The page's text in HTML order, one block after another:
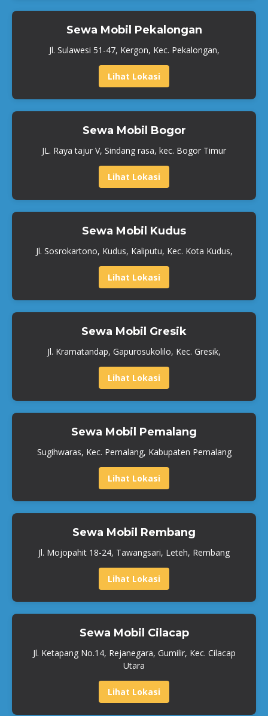
Sewa Mobil Pekalongan
Jl. Sulawesi 51-47, Kergon, Kec. Pekalongan,
Lihat Lokasi
Sewa Mobil Bogor
JL. Raya tajur V, Sindang rasa, kec. Bogor Timur
Lihat Lokasi
Sewa Mobil Kudus
Jl. Sosrokartono, Kudus, Kaliputu, Kec. Kota Kudus,
Lihat Lokasi
Sewa Mobil Gresik
Jl. Kramatandap, Gapurosukolilo, Kec. Gresik,
Lihat Lokasi
Sewa Mobil Pemalang
Sugihwaras, Kec. Pemalang, Kabupaten Pemalang
Lihat Lokasi
Sewa Mobil Rembang
Jl. Mojopahit 18-24, Tawangsari, Leteh, Rembang
Lihat Lokasi
Sewa Mobil Cilacap
Jl. Ketapang No.14, Rejanegara, Gumilir, Kec. Cilacap
Utara
Lihat Lokasi